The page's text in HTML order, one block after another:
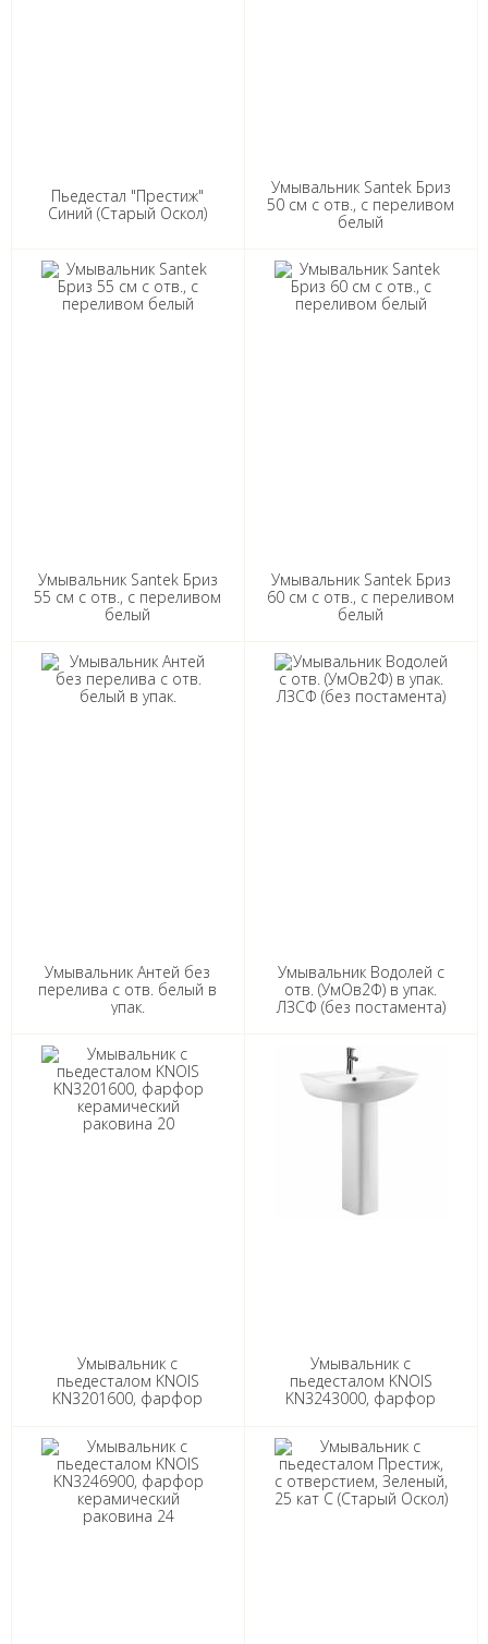
Пьедестал "Престиж"
Синий (Старый Оскол)
Умывальник Santek Бриз
50 см с отв., с переливом
белый
Умывальник Santek Бриз
55 см с отв., с переливом
белый
Умывальник Santek Бриз
60 см с отв., с переливом
белый
Умывальник Антей без
перелива с отв. белый в
упак.
Умывальник Водолей с
отв. (УмОв2Ф) в упак.
ЛЗСФ (без постамента)
Умывальник с
пьедесталом KNOIS
KN3201600, фарфор
Умывальник с
пьедесталом KNOIS
KN3243000, фарфор